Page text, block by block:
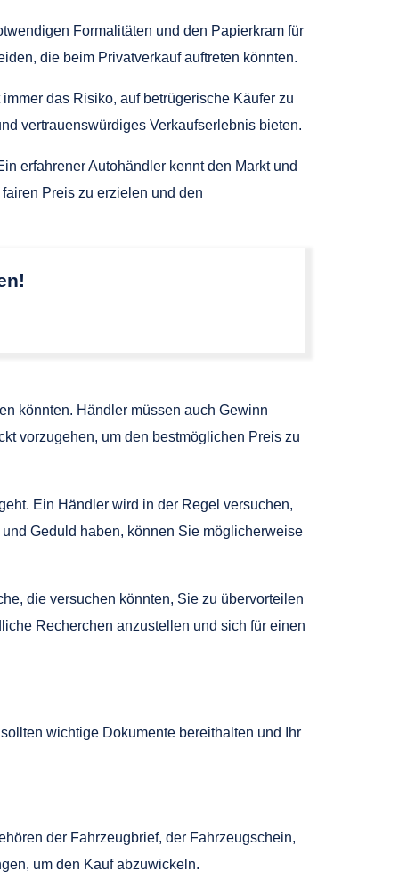
Formalitäten und den Papierkram für
die beim Privatverkauf auftreten könnten.
das Risiko, auf betrügerische Käufer zu
vertrauenswürdiges Verkaufserlebnis bieten.
erfahrener Autohändler kennt den Markt und
Preis zu erzielen und den
könnten. Händler müssen auch Gewinn
vorzugehen, um den bestmöglichen Preis zu
Ein Händler wird in der Regel versuchen,
Geduld haben, können Sie möglicherweise
die versuchen könnten, Sie zu übervorteilen
Recherchen anzustellen und sich für einen
wichtige Dokumente bereithalten und Ihr
der Fahrzeugbrief, der Fahrzeugschein,
um den Kauf abzuwickeln.